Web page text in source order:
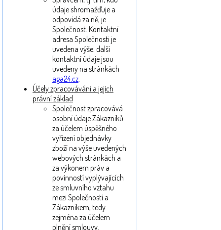
údaje shromažďuje a
odpovídá za ně, je
Společnost. Kontaktní
adresa Společnosti je
uvedena výše; další
kontaktní údaje jsou
uvedeny na stránkách
aga24.cz.
Účely zpracovávání a jejich
právní základ
Společnost zpracovává
osobní údaje Zákazníků
za účelem úspěšného
vyřízení objednávky
zboží na výše uvedených
webových stránkách a
za výkonem práv a
povinností vyplývajících
ze smluvního vztahu
mezi Společností a
Zákazníkem, tedy
zejména za účelem
plnění smlouvy.